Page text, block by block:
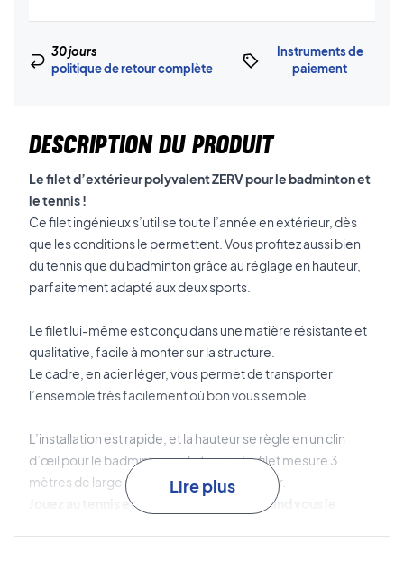
30 jours
politique de retour complète
Instruments de
paiement
DESCRIPTION DU PRODUIT
Le filet d’extérieur polyvalent ZERV pour le badminton et
le tennis !
Ce filet ingénieux s’utilise toute l’année en extérieur, dès
que les conditions le permettent. Vous profitez aussi bien
du tennis que du badminton grâce au réglage en hauteur,
parfaitement adapté aux deux sports.
Le filet lui-même est conçu dans une matière résistante et
qualitative, facile à monter sur la structure.
Le cadre, en acier léger, vous permet de transporter
l’ensemble très facilement où bon vous semble.
L’installation est rapide, et la hauteur se règle en un clin
d’œil pour le badminton ou le tennis. Le filet mesure 3
mètres de large pour 1,55 mètre de hauteur.
Jouez au tennis et au badminton où et quand vous le
Lire plus